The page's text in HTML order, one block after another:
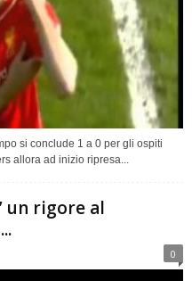
si conclude 1 a 0 per gli ospiti
allora ad inizio ripresa...
un rigore al
0